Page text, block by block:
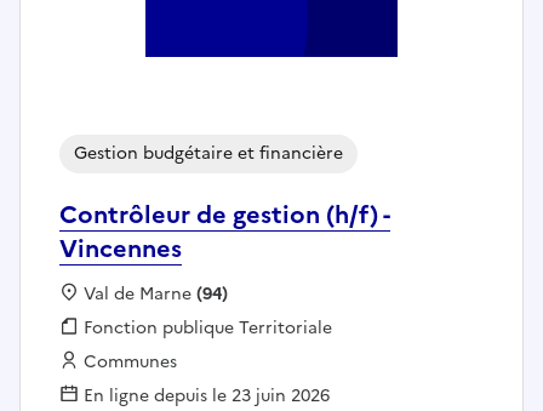
Contrôleur de gestion (h/f) -
Vincennes
Gestion budgétaire et financière
Localisation :
Val de Marne(94)
Fonction publique :
Fonction publique Territoriale
Employeur :
Communes
En ligne depuis le 23 juin 2026